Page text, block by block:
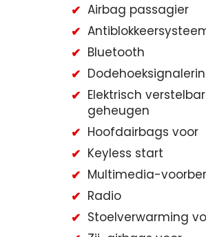
Airbag passagier
Bluetooth
Elektrisch
geheugen
Hoofdairbags voor
Keyless start
Multimedia-
Radio
Stoelverwarming